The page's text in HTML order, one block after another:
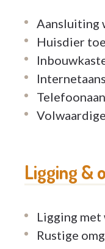
Voor een
ervaren
met de arts,
individualiteit
Aansluiting
Huisdier
Ligging &
Ligging
Rustige